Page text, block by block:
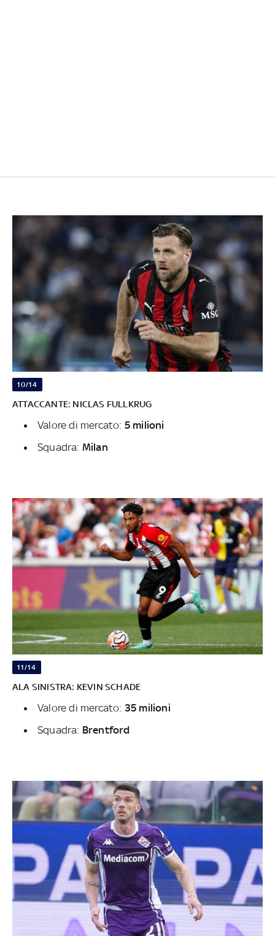
10/14
ATTACCANTE: NICLAS FULLKRUG
Valore di mercato: 5 milioni
Squadra: Milan
11/14
ALA SINISTRA: KEVIN SCHADE
Valore di mercato: 35 milioni
Squadra: Brentford